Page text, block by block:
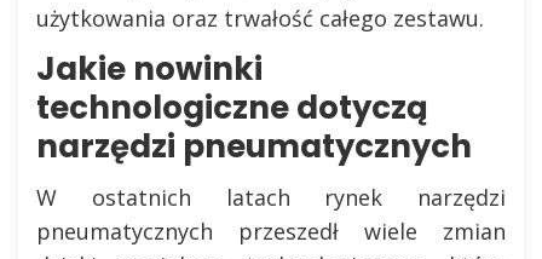
użytkowania oraz trwałość całego zestawu.
Jakie nowinki
technologiczne dotyczą
narzędzi pneumatycznych
W ostatnich latach rynek narzędzi
pneumatycznych przeszedł wiele zmian